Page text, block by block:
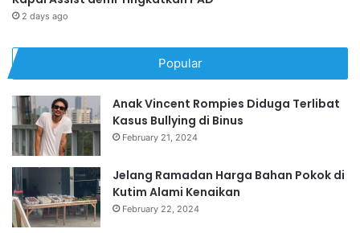
2 days ago
Popular
Anak Vincent Rompies Diduga Terlibat
Kasus Bullying di Binus
February 21, 2024
Jelang Ramadan Harga Bahan Pokok di
Kutim Alami Kenaikan
February 22, 2024